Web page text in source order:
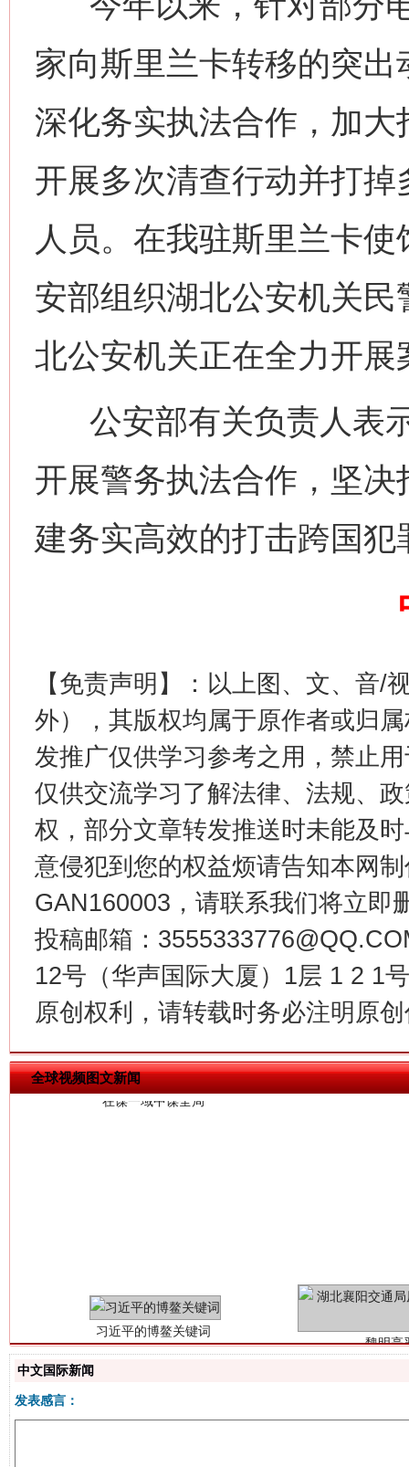
家向斯里兰卡转移的突
深化务实执法合作，加
开展多次清查行动并打
人员。在我驻斯里兰卡
安部组织湖北公安机关
北公安机关正在全力开展
公安部有关负责人表
开展警务执法合作，坚
建务实高效的打击跨国犯
【免责声明】：以上图、文、音/
外），其版权均属于原作者或归
发推广仅供学习参考之用，禁止
仅供交流学习了解法律、法规、
权，部分文章转发推送时未能及
意侵犯到您的权益烦请告知本网
GAN160003，请联系我们将立即
投稿邮箱：
12号（华声国际大厦）1层 1 2 1
原创权利，请转载时务必注明原
全球视频图文新闻
这是一记警钟！ 谢
在谋一域中谋全局
今
中文国际新闻
发表感言：